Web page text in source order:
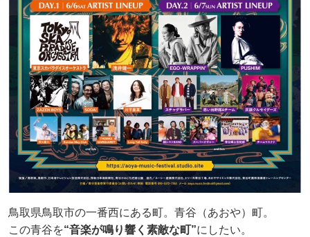
鳥取県鳥取市の一番西にある町。青谷（あおや）町。
この青谷を“音楽が鳴り響く素敵な町”にしたい。